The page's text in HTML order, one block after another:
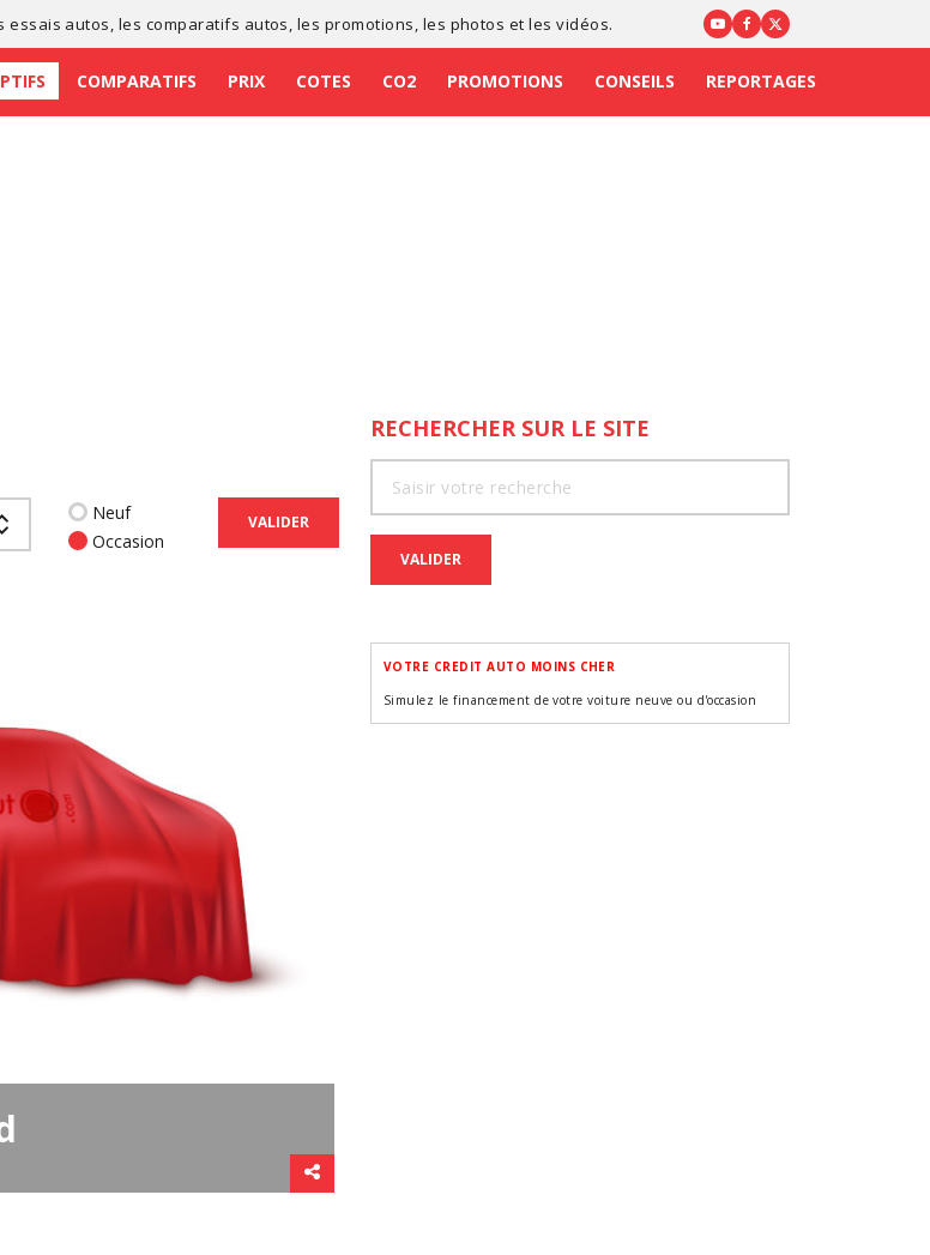
essais autos , les comparatifs autos , les promotions , les photos et les vidéos.
COMPARATIFS PRIX COTES CO2 PROMOTIONS CONSEILS REPORTAGES
Neuf
Occasion
VALIDER
RECHERCHER SUR LE SITE
VALIDER
VOTRE CREDIT AUTO MOINS CHER
Simulez le financement de votre voiture neuve ou d'occasion